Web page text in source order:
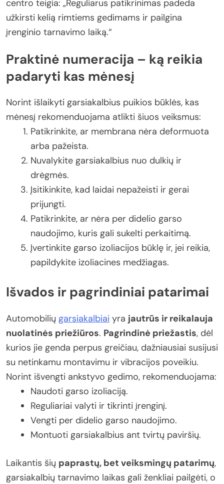
centro teigia: „Reguliarus patikrinimas padeda
užkirsti kelią rimtiems gedimams ir pailgina
įrenginio tarnavimo laiką.“
Praktinė numeracija – ką reikia
padaryti kas mėnesį
Norint išlaikyti garsiakalbius puikios būklės, kas
mėnesį rekomenduojama atlikti šiuos veiksmus:
Patikrinkite, ar membrana nėra deformuota
arba pažeista.
Nuvalykite garsiakalbius nuo dulkių ir
drėgmės.
Įsitikinkite, kad laidai nepažeisti ir gerai
prijungti.
Patikrinkite, ar nėra per didelio garso
naudojimo, kuris gali sukelti perkaitimą.
Įvertinkite garso izoliacijos būklę ir, jei reikia,
papildykite izoliacines medžiagas.
Išvados ir pagrindiniai patarimai
Automobilių garsiakalbiai yra jautrūs ir reikalauja
nuolatinės priežiūros. Pagrindinė priežastis, dėl
kurios jie genda perpus greičiau, dažniausiai susijusi
su netinkamu montavimu ir vibracijos poveikiu.
Norint išvengti ankstyvo gedimo, rekomenduojama:
Naudoti garso izoliaciją.
Reguliariai valyti ir tikrinti įrenginį.
Vengti per didelio garso naudojimo.
Montuoti garsiakalbius ant tvirtų paviršių.
Laikantis šių paprastų, bet veiksmingų patarimų,
garsiakalbių tarnavimo laikas gali ženkliai pailgėti, o